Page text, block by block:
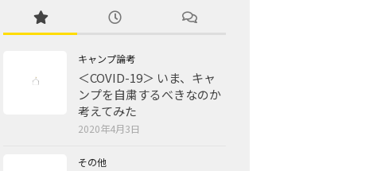
キャンプ論考
＜COVID-19＞ いま、キャ
ンプを自粛するべきなのか
考えてみた
2020年4月3日
その他